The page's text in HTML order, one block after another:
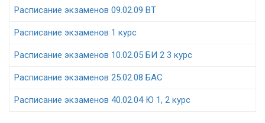
Расписание экзаменов 09.02.09 ВТ
Расписание экзаменов 1 курс
Расписание экзаменов 10.02.05 БИ 2 3 курс
Расписание экзаменов 25.02.08 БАС
Расписание экзаменов 40.02.04 Ю 1, 2 курс